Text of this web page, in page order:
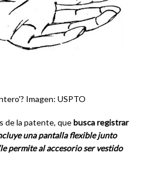
Imagen: USPTO
de la patente, quebusca registrar
una pantalla flexible junto
permite al accesorio ser vestido